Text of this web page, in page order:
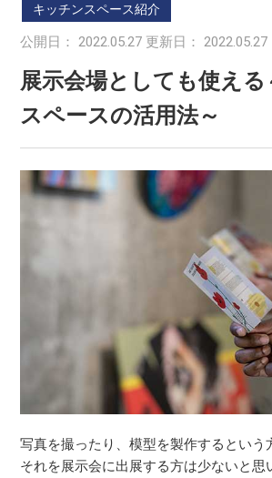
キッチンスペース紹介
公開日： 2022.05.27 更新日： 2022.05.27
展示会場としても使え
スペースの活用法～
写真を撮ったり、模型を製作するという
それを展示会に出展する方は少ないと思